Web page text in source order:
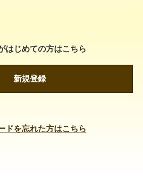
はじめての方はこちら
新規登録
ドを忘れた方はこちら